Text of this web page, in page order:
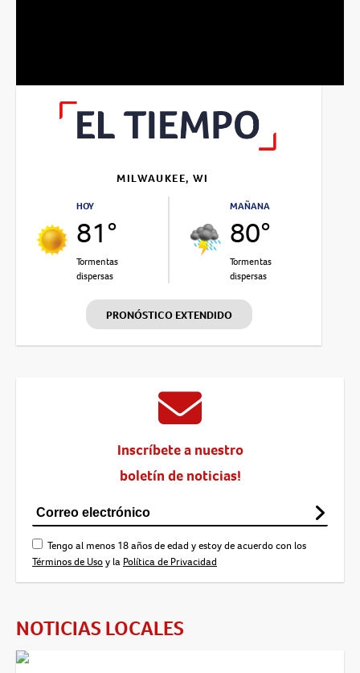
MILWAUKEE, WI
HOY
81°
Tormentas
dispersas
MAÑANA
80°
Tormentas
dispersas
PRONÓSTICO EXTENDIDO
Inscríbete a nuestro
boletín de noticias!
Tengo al menos 18 años de edad y estoy de acuerdo con los
Términos de Usoy la Política de Privacidad
NOTICIAS LOCALES